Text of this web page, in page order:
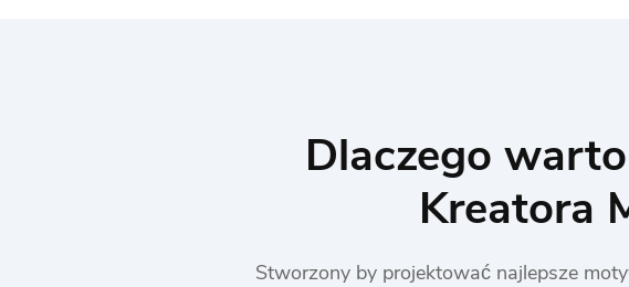
Dlaczego
Kreatora
Stworzony by projektować najlepsze